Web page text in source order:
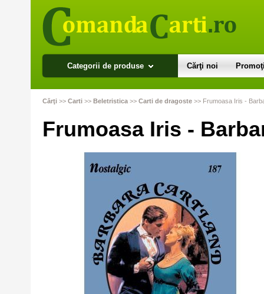
Categorii de produse Cărţi noi
Cărţi >> Carti >> Beletristica >> Carti de dragoste >> Frumoasa Iris -
Frumoasa Iris -